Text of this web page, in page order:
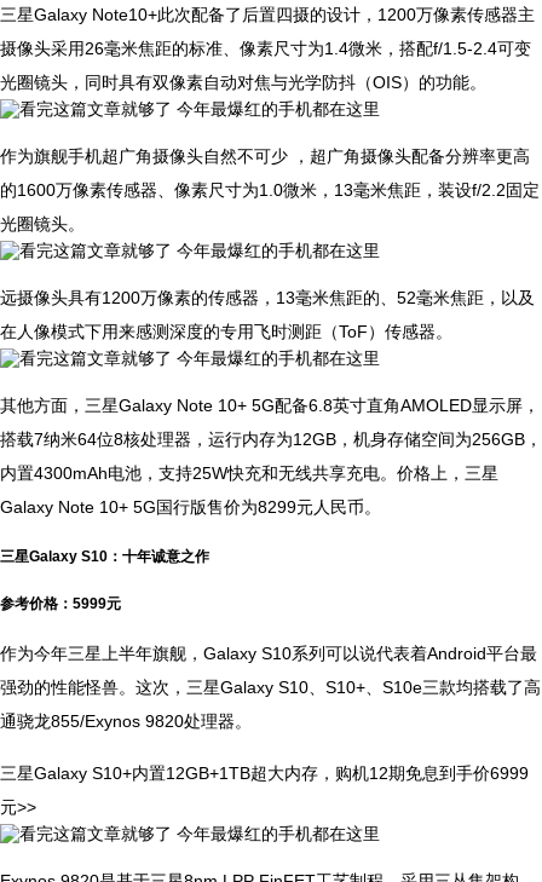
三星Galaxy Note10+此次配备了后置四摄的设计，1200万像素传感器主
摄像头采用26毫米焦距的标准、像素尺寸为1.4微米，搭配f/1.5-2.4可变
光圈镜头，同时具有双像素自动对焦与光学防抖（OIS）的功能。
作为旗舰手机超广角摄像头自然不可少 ，超广角摄像头配备分辨率更高
的1600万像素传感器、像素尺寸为1.0微米，13毫米焦距，装设f/2.2固定
光圈镜头。
远摄像头具有1200万像素的传感器，13毫米焦距的、52毫米焦距，以及
在人像模式下用来感测深度的专用飞时测距（ToF）传感器。
其他方面，三星Galaxy Note 10+ 5G配备6.8英寸直角AMOLED显示屏，
搭载7纳米64位8核处理器，运行内存为12GB，机身存储空间为256GB，
内置4300mAh电池，支持25W快充和无线共享充电。价格上，三星
Galaxy Note 10+ 5G国行版售价为8299元人民币。
三星Galaxy S10：十年诚意之作
参考价格：5999元
作为今年三星上半年旗舰，Galaxy S10系列可以说代表着Android平台最
强劲的性能怪兽。这次，三星Galaxy S10、S10+、S10e三款均搭载了高
通骁龙855/Exynos 9820处理器。
三星Galaxy S10+内置12GB+1TB超大内存，购机12期免息到手价6999
元>>